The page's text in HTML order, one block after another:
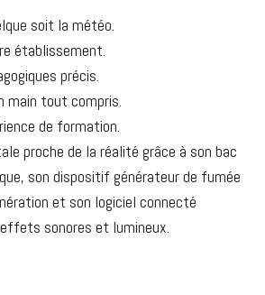
soit la météo.
établissement.
précis.
main tout compris.
de formation.
proche de la réalité grâce à son bac
son dispositif générateur de fumée
et son logiciel connecté
sonores et lumineux.